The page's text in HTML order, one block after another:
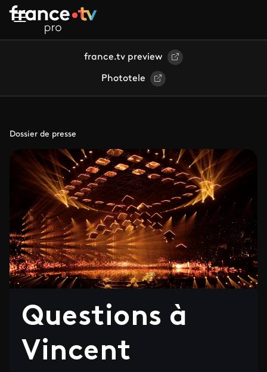
Aller au contenu principal
france.tv preview
Phototele
Dossier de presse
Questions à
Vincent